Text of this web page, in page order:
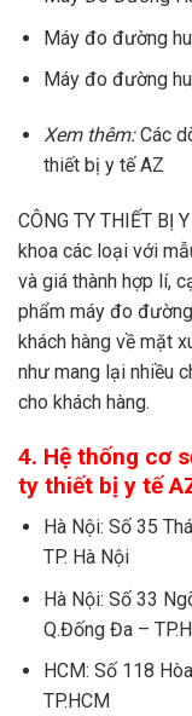
Máy đo đường
Máy đo đường
Xem thêm: Các
thiết bị y tế AZ
CÔNG TY THIẾT BỊ
khoa các loại với
và giá thành hợp lí,
phẩm máy đo
khách hàng về mặt
như mang lại nhiều
cho khách hàng.
4. Hệ thống cơ
ty thiết bị y tế
Hà Nội: Số 35
TP. Hà Nội
Hà Nội: Số 33
Q.Đống Đa –
HCM: Số 118
TP.HCM